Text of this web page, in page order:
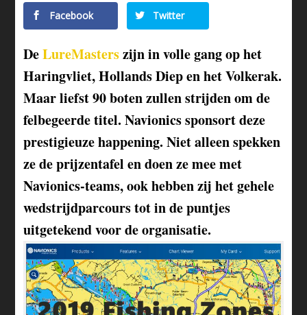
Facebook Twitter
DeLureMasterszijn in volle gang op het
Haringvliet, Hollands Diep en het Volkerak.
Maar liefst 90 boten zullen strijden om de
felbegeerde titel. Navionics sponsort deze
prestigieuze happening. Niet alleen spekken
ze de prijzentafel en doen ze mee met
Navionics-teams, ook hebben zij het gehele
wedstrijdparcours tot in de puntjes
uitgetekend voor de organisatie.